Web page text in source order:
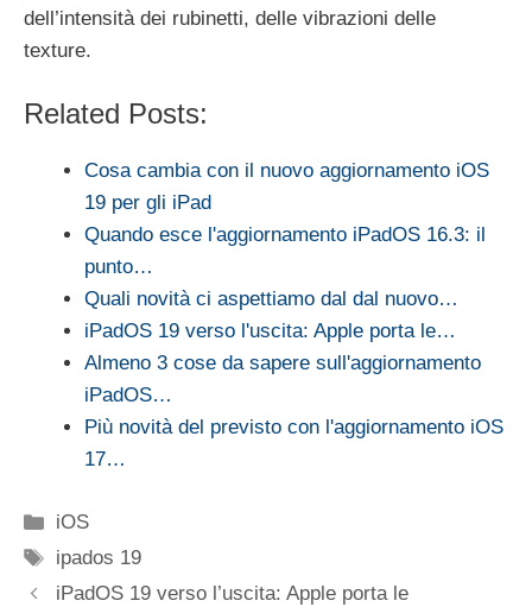
dell’intensità dei rubinetti, delle vibrazioni delle
texture.
Related Posts:
Cosa cambia con il nuovo aggiornamento iOS
19 per gli iPad
Quando esce l'aggiornamento iPadOS 16.3: il
punto…
Quali novità ci aspettiamo dal dal nuovo…
iPadOS 19 verso l'uscita: Apple porta le…
Almeno 3 cose da sapere sull'aggiornamento
iPadOS…
Più novità del previsto con l'aggiornamento iOS
17…
Categorie
iOS
Tag
ipados 19
iPadOS 19 verso l’uscita: Apple porta le